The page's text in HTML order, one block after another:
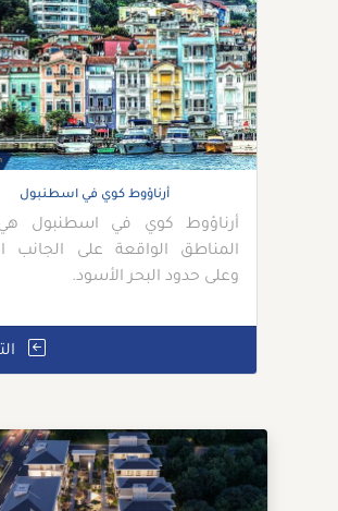
أرناؤوط كوي في اسطنبول
أرناؤوط كوي في اسطنبول
المناطق الواقعة على الجانب
وعلى حدود البحر الأسود.